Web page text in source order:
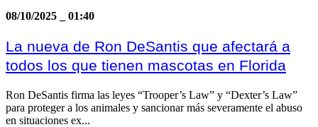
08/10/2025
01:40
La nueva de Ron DeSantis que afectará a
todos los que tienen mascotas en Florida
Ron DeSantis firma las leyes “Trooper’s Law” y “Dexter’s Law”
para proteger a los animales y sancionar más severamente el abuso
en situaciones ex...